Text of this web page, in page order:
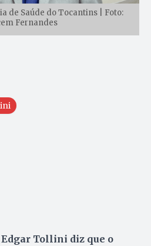
de Saúde do Tocantins | Foto:
Fernandes
Edgar Tollini diz que o